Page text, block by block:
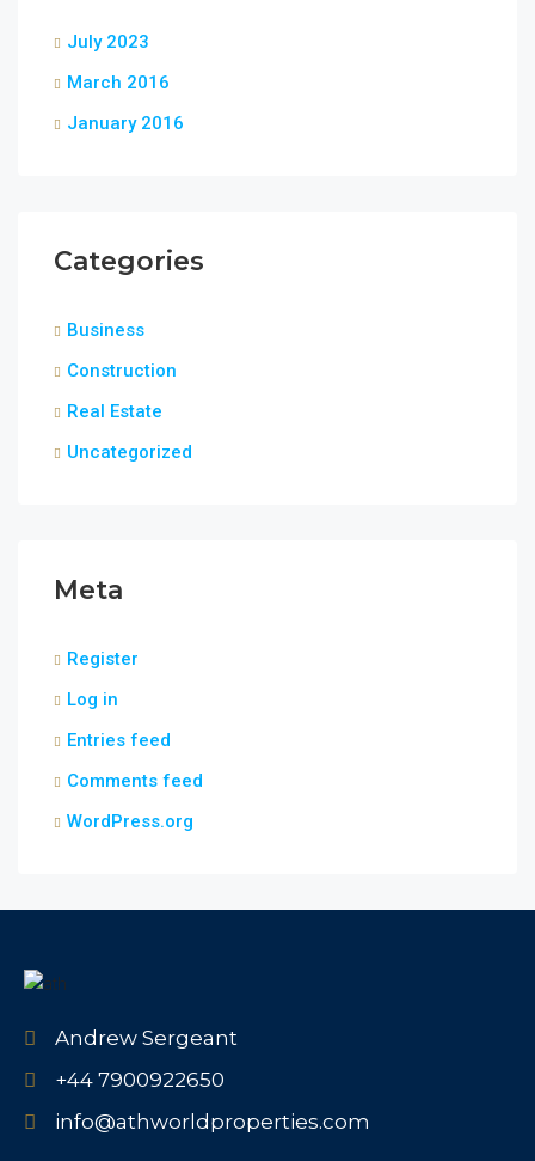
July 2023
March 2016
January 2016
Categories
Business
Construction
Real Estate
Uncategorized
Meta
Register
Log in
Entries feed
Comments feed
WordPress.org
Andrew Sergeant
+44 7900922650
info@athworldproperties.com